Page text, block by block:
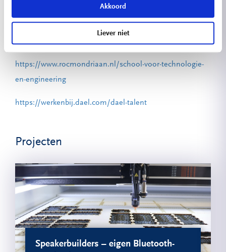
Akkoord
Liever niet
Meer weten over deze opleidingen?
https://www.rocmondriaan.nl/school-voor-technologie-
en-engineering
https://werkenbij.dael.com/dael-talent
Projecten
Speakerbuilders – eigen Bluetooth-